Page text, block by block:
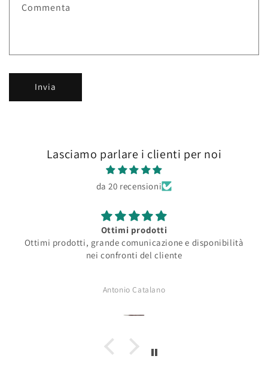
Commenta
Invia
Lasciamo parlare i clienti per noi
da 20 recensioni
Ottimi prodotti
Ottimi prodotti, grande comunicazione e disponibilità
nei confronti del cliente
Antonio Catalano